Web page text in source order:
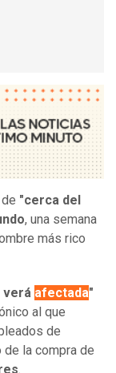
de "cerca del
, una semana
más rico
verá afectada"
al que
de
la compra de
.